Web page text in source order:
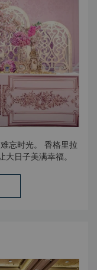
。 香格里拉
日子美满幸福。